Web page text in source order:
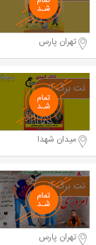
تهران پارس
میدان شهدا
تهران پارس